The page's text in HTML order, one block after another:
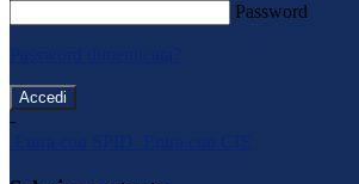
Password
Password dimenticata?
-
Entra con SPID
Entra con CIE